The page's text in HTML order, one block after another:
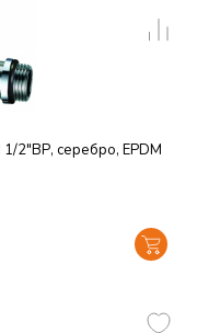
1/2"ВР, серебро, EPDM